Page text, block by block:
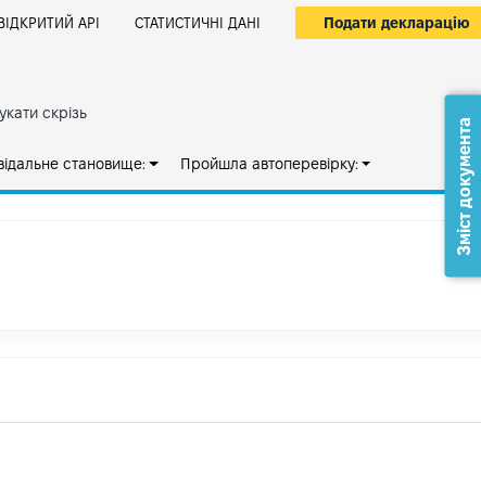
ВІДКРИТИЙ АРІ СТАТИСТИЧНІ ДАНІ Подати декларацію
скрізь
становище: Пройшла автоперевірку: Зміст документа